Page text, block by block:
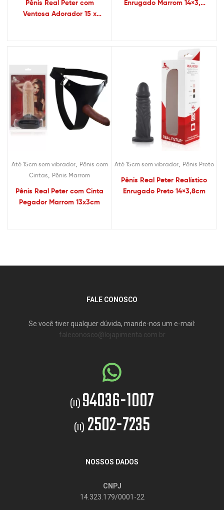
Pênis Real Peter com
Ventosa Adorador 15 x
Enrugado Marrom 14×3,8
Até 15cm sem vibrador, Pênis com
Cintas
Pênis Marrom
Pênis Real Peter com Cinta
Pegador Marrom 13x3cm
Até 15cm sem vibrador, Pênis Preto
Pênis Real Peter Realístico
Enrugado Preto 14×3,8cm
FALE CONOSCO
Se você tiver qualquer dúvida, mande-nos um e-mail:
faleconosco@lojapimenta.com.br
(11) 94036-1007
(11) 2502-7235
NOSSOS DADOS
CNPJ
14.323.179/0001-22